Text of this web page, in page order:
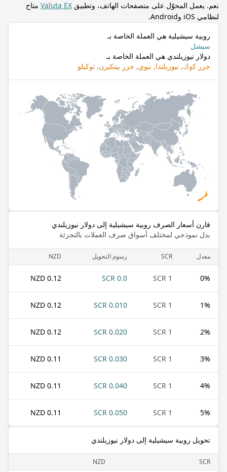
نعم. يعمل المحوّل على متصفحات الهاتف، وتطبيق Valuta EX متاح
لنظامي iOS وAndroid.
روبية سيشيلية هي العملة الخاصة بـ
سيشل
دولار نيوزيلندي هي العملة الخاصة بـ
جزر كوك, نيوزيلندا, نيوي, جزر بيتكيرن, توكيلو
قارن أسعار الصرف روبية سيشيلية إلى دولار نيوزيلندي
بدل نموذجي لمختلف أسواق صرف العملات بالتجزئة
معدل SCR رسوم التحويل NZD
0%
1 SCR
0.0 SCR
0.12 NZD
1%
1 SCR
0.010 SCR
0.12 NZD
2%
1 SCR
0.020 SCR
0.12 NZD
3%
1 SCR
0.030 SCR
0.11 NZD
4%
1 SCR
0.040 SCR
0.11 NZD
5%
1 SCR
0.050 SCR
0.11 NZD
تحويل روبية سيشيلية إلى دولار نيوزيلندي
SCR
NZD